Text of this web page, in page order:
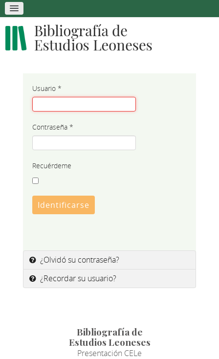
Usuario*
Contraseña*
Recuérdeme
Identificarse
¿Olvidó su contraseña?
¿Recordar su usuario?
Bibliografía de
Estudios Leoneses
Presentación CELe